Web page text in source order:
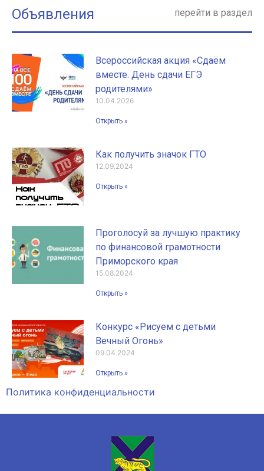
Объявления перейти в раздел
Всероссийская акция «Сдаём
вместе. День сдачи ЕГЭ
родителями»
10.04.2026
Открыть »
Как получить значок ГТО
12.09.2024
Открыть »
Проголосуй за лучшую практику
по финансовой грамотности
Приморского края
15.08.2024
Открыть »
Конкурс «Рисуем с детьми
Вечный Огонь»
09.04.2024
Открыть »
Политика конфиденциальности